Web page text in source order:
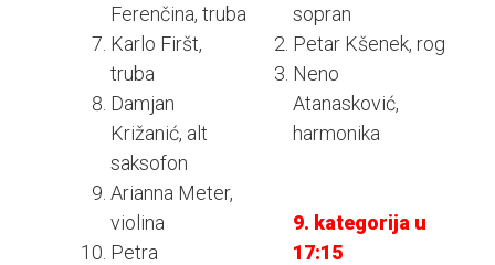
Ferenčina, truba
Karlo Firšt,
truba
Damjan
Križanić, alt
saksofon
Arianna Meter,
violina
Petra
sopran
Petar Kšenek, rog
Neno
Atanasković,
harmonika
9. kategorija u
17:15